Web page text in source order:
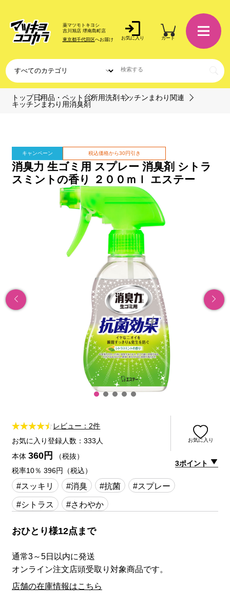
薬マツモトキヨシ
吉川旭店 堺南島町店
東京都千代田区へお届け お気に入り カート
トップ日用品・ペット 台所用洗剤 キッチンまわり関連
キッチンまわり用消臭剤
キャンペーン 税込価格から30円引き
消臭力 生ゴミ用 スプレー 消臭剤 シトラ
スミントの香り ２００ｍｌ エステー
レビュー：2件
お気に入り登録人数：333人
お気に入り
本体 360円
（税抜）
税率10％ 396円（税込）
3ポイント
#スッキリ #消臭 #抗菌
#スプレー
#シトラス
#さわやか
おひとり様12点まで
通常3～5日以内に発送
オンライン注文店頭受取り対象商品です。
店舗の在庫情報はこちら